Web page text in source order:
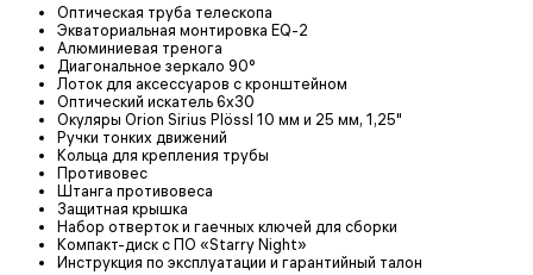
Оптическая труба телескопа
Экваториальная монтировка EQ-2
Алюминиевая тренога
Диагональное зеркало 90°
Лоток для аксессуаров с кронштейном
Оптический искатель 6x30
Окуляры Orion Sirius Plössl 10 мм и 25 мм, 1,25"
Ручки тонких движений
Кольца для крепления трубы
Противовес
Штанга противовеса
Защитная крышка
Набор отверток и гаечных ключей для сборки
Компакт-диск с ПО «Starry Night»
Инструкция по эксплуатации и гарантийный талон